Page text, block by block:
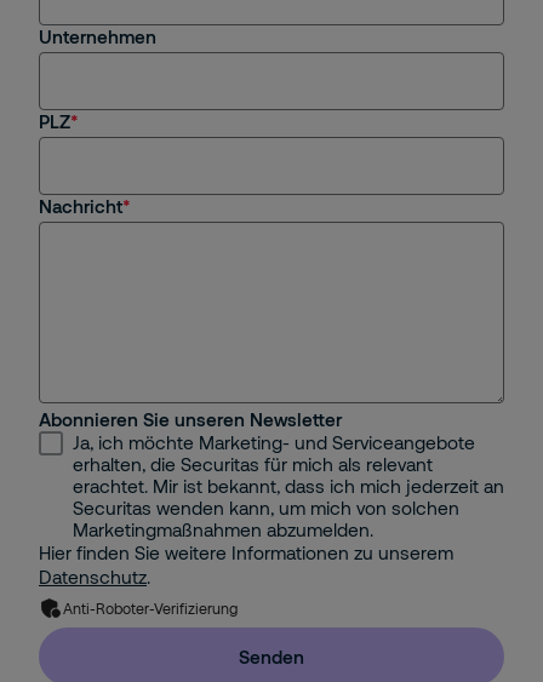
Unternehmen
PLZ
Nachricht
Abonnieren Sie unseren Newsletter
Ja, ich möchte Marketing- und Serviceangebote
erhalten, die Securitas für mich als relevant
erachtet. Mir ist bekannt, dass ich mich jederzeit an
Securitas wenden kann, um mich von solchen
Marketingmaßnahmen abzumelden.
Hier finden Sie weitere Informationen zu unserem
Datenschutz.
Anti-Roboter-Verifizierung
Senden